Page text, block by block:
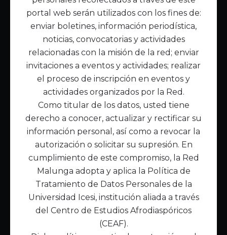
Enlaces Principales
Inicio
Acerca de Malunga
Nuestra misión
Quiénes somos
Enlaces de interés
Publicaciones
Noticias
Contáctanos
Política de Tratamiento de Datos
portal web serán utilizados con los fines de:
enviar boletines, información periodística,
noticias, convocatorias y actividades
relacionadas con la misión de la red; enviar
invitaciones a eventos y actividades; realizar
el proceso de inscripción en eventos y
actividades organizados por la Red.
Como titular de los datos, usted tiene
derecho a conocer, actualizar y rectificar su
información personal, así como a revocar la
autorización o solicitar su supresión. En
cumplimiento de este compromiso, la Red
Malunga adopta y aplica la Política de
Tratamiento de Datos Personales de la
Universidad Icesi, institución aliada a través
del Centro de Estudios Afrodiaspóricos
(CEAF).